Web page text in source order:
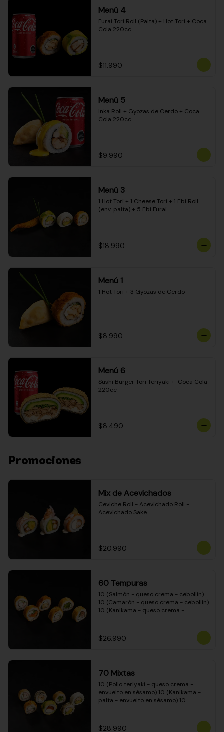
Menú 4
Furai Tori Roll (Palta) + Hot Tori + Coca
Cola 220cc
$11.990
Menú 5
Inka Roll + Gyozas de Cerdo + Coca
Cola 220cc
$9.990
Menú 3
1 Hot Tori + 1 Cheese Tori + 1 Ebi Roll
(env. palta) + 5 Ebi Furai
$18.990
Menú 1
1 Hot Tori + 3 Gyozas de Cerdo
$8.990
Menú 6
Sushi Burger Tori Teriyaki +  Coca Cola
220cc
$8.490
Promociones
Mix de Acevichados
Ceviche Roll - Acevichado Roll -
Acevichado Sake
$20.990
60 Tempuras
10 (Salmón - queso crema - cebollín)
10 (Camarón - queso crema - cebollín)
10 (Kanikama - queso crema -
crema - cebollín) 10 (Carne - queso
crema - cebollín)
$26.990
70 Mixtas
10 (Pollo teriyaki - queso crema -
envuelto en sésamo) 10 (Kanikama -
palta - envuelto en sésamo) 10
- envuelto en queso crema) 10
$28.990